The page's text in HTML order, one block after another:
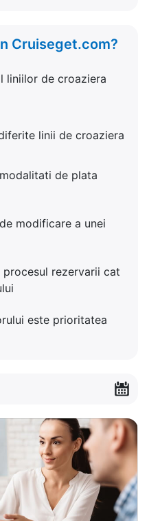
Cruiseget.com?
liniilor de croaziera
linii de croaziera
de plata
modificare a unei
rezervarii cat
este prioritatea